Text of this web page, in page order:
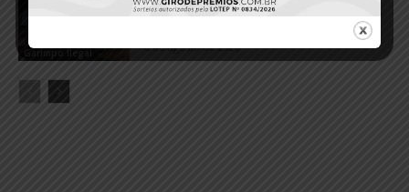
Garimpo Ilegal
de garimpo ilegal em Santa Maria das
6 de agosto de 2026